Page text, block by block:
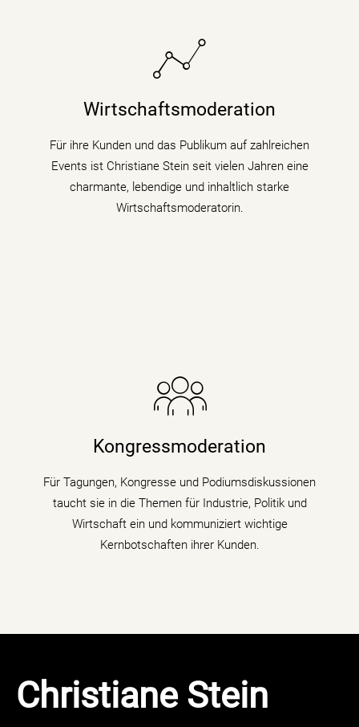
Wirtschaftsmoderation
Für ihre Kunden und das Publikum auf zahlreichen
Events ist Christiane Stein seit vielen Jahren eine
charmante, lebendige und inhaltlich starke
Wirtschaftsmoderatorin.
Sie bringt fundiertes Hintergrundwissen (Digitalisierung
politische Zusammenhänge auf Podiumsdiskussionen
mehr erfahren
Kongressmoderation
Für Tagungen, Kongresse und Podiumsdiskussionen
taucht sie in die Themen für Industrie, Politik und
Wirtschaft ein und kommuniziert wichtige
Kernbotschaften ihrer Kunden.
Die Nachrichenjournalistin eröffnet Vorständen,
Ministern und Wirtschaftsgrößen die Bühne auf
Kongressen und Fachtagungen und füllt
Podiumsdiskussionen und Talks mit Kompetenz,
Charme und Lebendigkeit.
mehr erfahren
Christiane Stein